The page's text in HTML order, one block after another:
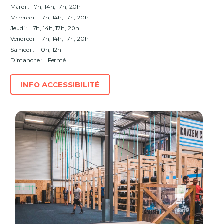
Mardi :
7h, 14h, 17h, 20h
Mercredi :
7h, 14h, 17h, 20h
Jeudi :
7h, 14h, 17h, 20h
Vendredi :
7h, 14h, 17h, 20h
Samedi :
10h, 12h
Dimanche :
Fermé
INFO ACCESSIBILITÉ